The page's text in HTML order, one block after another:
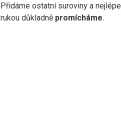
Přidáme ostatní suroviny a nejlépe
rukou důkladně promícháme.